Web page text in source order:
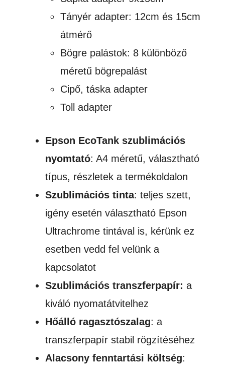
Tányér adapter: 12cm és 15cm
átmérő
Bögre palástok: 8 különböző
méretű bögrepalást
Cipő, táska adapter
Toll adapter
Epson EcoTank szublimációs
nyomtató: A4 méretű, választható
típus, részletek a termékoldalon
Szublimációs tinta: teljes szett,
igény esetén választható Epson
Ultrachrome tintával is, kérünk ez
esetben vedd fel velünk a
kapcsolatot
Szublimációs transzferpapír: a
kiváló nyomatátvitelhez
Hőálló ragasztószalag: a
transzferpapír stabil rögzítéséhez
Alacsony fenntartási költség: